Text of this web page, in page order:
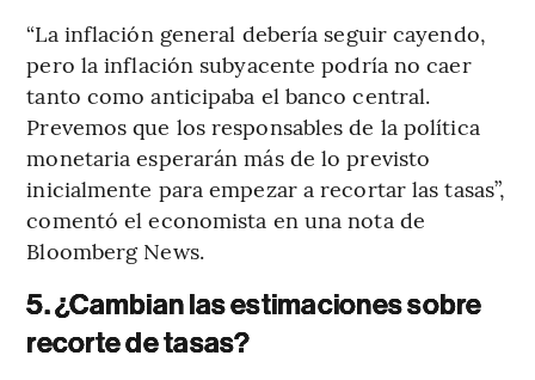
“La inflación general debería seguir cayendo,
pero la inflación subyacente podría no caer
tanto como anticipaba el banco central.
Prevemos que los responsables de la política
monetaria esperarán más de lo previsto
inicialmente para empezar a recortar las tasas”,
comentó el economista en una nota de
Bloomberg News.
5. ¿Cambian las estimaciones sobre
recorte de tasas?